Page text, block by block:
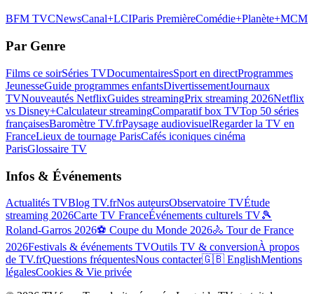
BFM TVCNewsCanal+LCIParis PremièreComédie+Planète+MCM
Par Genre
Films ce soirSéries TVDocumentairesSport en directProgrammes
JeunesseGuide programmes enfantsDivertissementJournaux
TVNouveautés NetflixGuides streamingPrix streaming 2026Netflix
vs Disney+Calculateur streamingComparatif box TVTop 50 séries
françaisesBaromètre TV.frPaysage audiovisuelRegarder la TV en
FranceLieux de tournage ParisCafés iconiques cinéma
ParisGlossaire TV
Infos & Événements
Actualités TVBlog TV.frNos auteursObservatoire TVÉtude
streaming 2026Carte TV FranceÉvénements culturels TV🎾
Roland-Garros 2026⚽ Coupe du Monde 2026🚴 Tour de France
2026Festivals & événements TVOutils TV & conversionÀ propos
de TV.frQuestions fréquentesNous contacter🇬🇧 EnglishMentions
légalesCookies & Vie privée